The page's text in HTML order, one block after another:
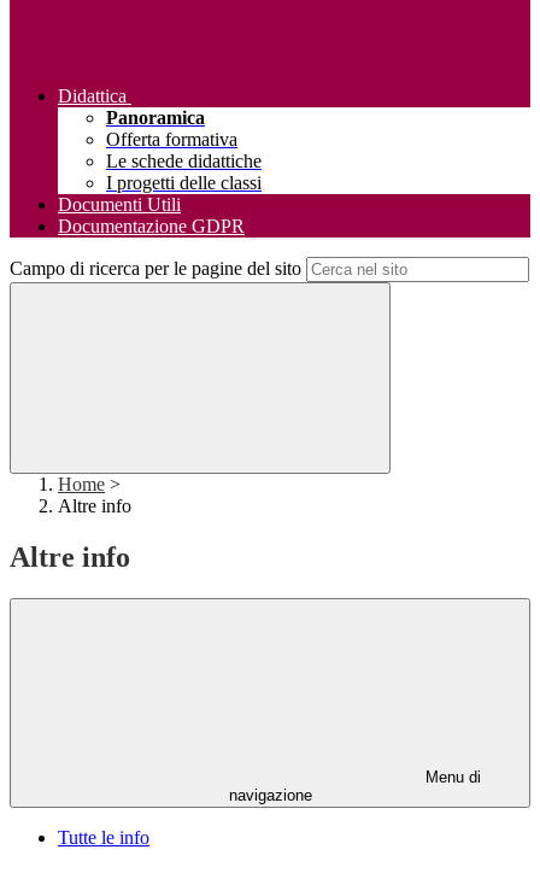
Didattica
Panoramica
Offerta formativa
Le schede didattiche
I progetti delle classi
Documenti Utili
Documentazione GDPR
Campo di ricerca per le pagine del sito
Home >
Altre info
Altre info
Menu di
navigazione
Tutte le info